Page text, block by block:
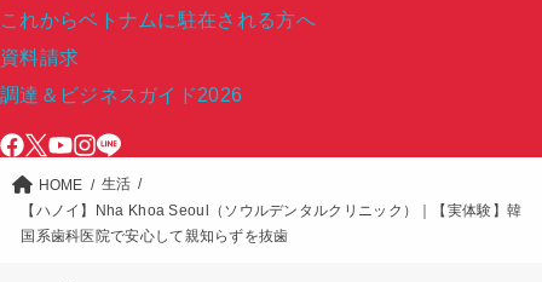
これからベトナムに駐在される方へ
資料請求
調達＆ビジネスガイド2026
HOME
生活
【ハノイ】Nha Khoa Seoul（ソウルデンタルクリニック）｜【実体験】韓
国系歯科医院で安心して親知らずを抜歯